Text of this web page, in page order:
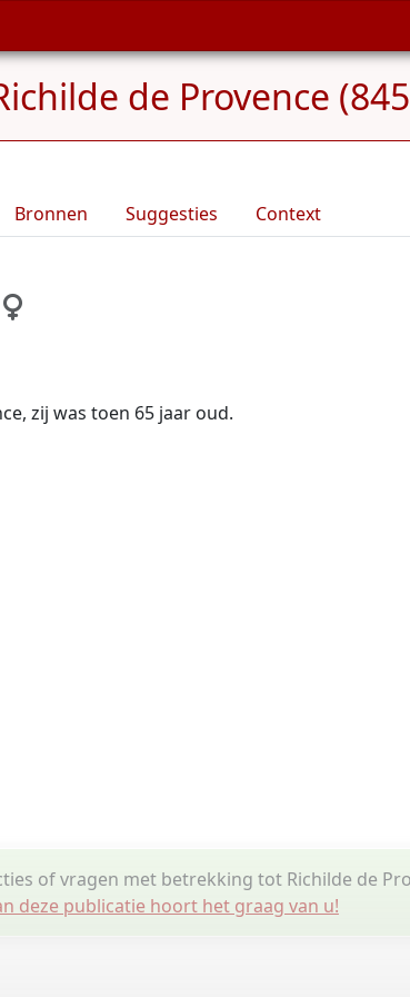
de Provence
Bronnen Suggesties Context
zij was toen 65 jaar oud.
of vragen met betrekking tot Richilde de
deze publicatie hoort het graag van u!